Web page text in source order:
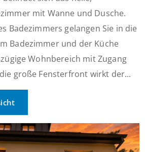
mit Wanne und Dusche.
Badezimmers gelangen Sie in die
Badezimmer und der Küche
Wohnbereich mit Zugang
große Fensterfront wirkt der...